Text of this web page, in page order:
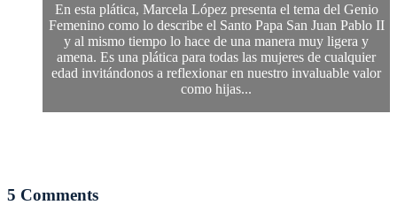
En esta plática, Marcela López presenta el tema del Genio
Femenino como lo describe el Santo Papa San Juan Pablo II
y al mismo tiempo lo hace de una manera muy ligera y
amena. Es una plática para todas las mujeres de cualquier
edad invitándonos a reflexionar en nuestro invaluable valor
como hijas...
5 Comments